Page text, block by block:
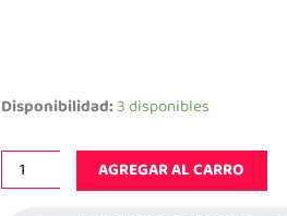
Disponibilidad:3 disponibles
-
cantidad
AGREGAR AL CARRO